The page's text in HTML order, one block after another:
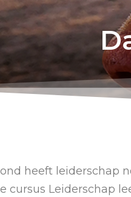
heeft leiderschap
cursus Leiderschap